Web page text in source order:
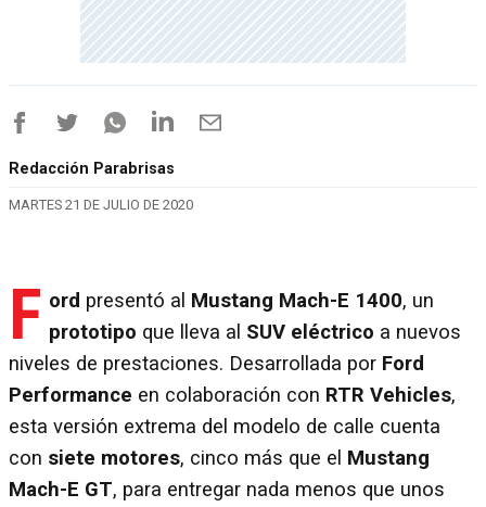
Redacción Parabrisas
MARTES 21 DE JULIO DE 2020
F ord presentó al Mustang Mach-E 1400, un
prototipo que lleva al SUV eléctrico a nuevos
niveles de prestaciones. Desarrollada por Ford
Performance en colaboración con RTR Vehicles,
esta versión extrema del modelo de calle cuenta
con siete motores, cinco más que el Mustang
Mach-E GT, para entregar nada menos que unos